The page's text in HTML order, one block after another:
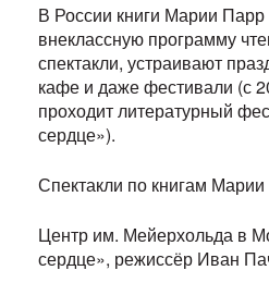
В России книги Марии
внеклассную программу
спектакли, устраивают
кафе и даже фестивали (с
проходит литературный
сердце»).
Спектакли по книгам Марии
Центр им. Мейерхольда в
сердце», режиссёр Иван